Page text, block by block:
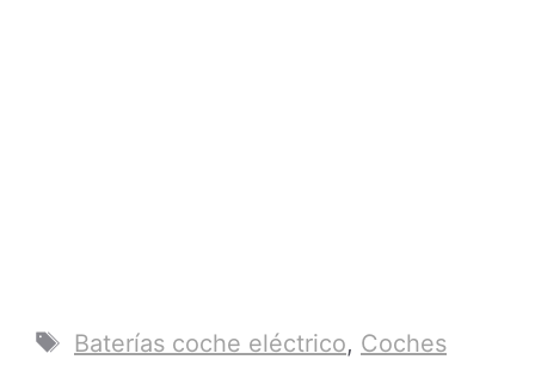
Etiquetas
Baterías coche eléctrico, Coches